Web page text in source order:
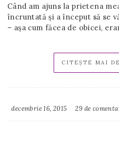
Când am ajuns la prietena
încruntată și a început să se
– așa cum făcea de obicei,
CITEȘTE MAI
decembrie 16, 2015 29 de